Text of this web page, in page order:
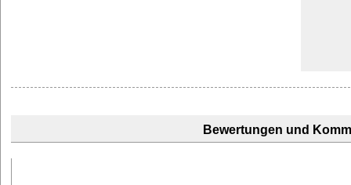
Bewertungen und